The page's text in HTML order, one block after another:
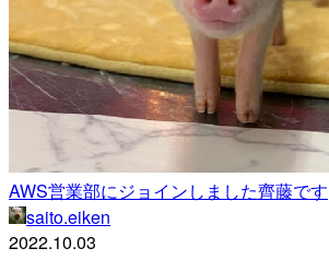
AWS営業部にジョインしました齊藤です
saito.eiken
2022.10.03